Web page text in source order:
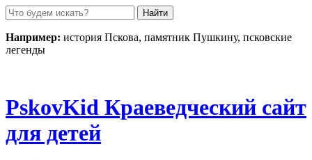
Пролистать
до
контента
Например: история Пскова, памятник Пушкину, псковские
легенды
PskovKid Краеведческий сайт
для детей